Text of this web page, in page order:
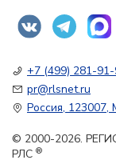
+7 (499) 281-
pr@rlsnet.ru
Россия, 123007,
© 2000-2026.
РЛС ®